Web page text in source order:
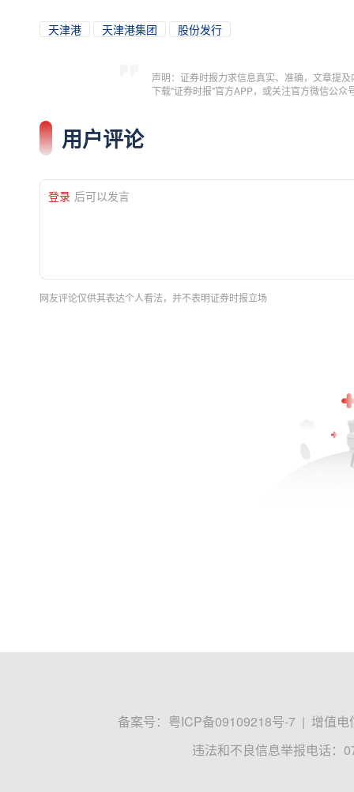
天津港 天津港集团 股份发行
声明：证券时报力求信息真实、准确，文章提
下载"证券时报"官方APP，或关注官方微信公
用户评论
登录 后可以发言
网友评论仅供其表达个人看法，并不表明证券时报立场
备案号： 粤ICP备09109218号-7 | 增值电
违法和不良信息举报电话：